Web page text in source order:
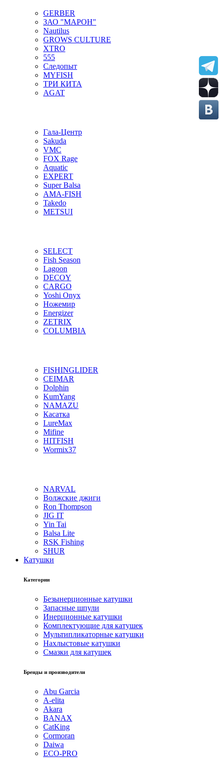
GERBER
ЗАО "МАРОН"
Nautilus
GROWS CULTURE
XTRO
555
Следопыт
MYFISH
ТРИ КИТА
AGAT
Гала-Центр
Sakuda
VMC
FOX Rage
Aquatic
EXPERT
Super Balsa
AMA-FISH
Takedo
METSUI
SELECT
Fish Season
Lagoon
DECOY
CARGO
Yoshi Onyx
Ножемир
Energizer
ZETRIX
COLUMBIA
FISHINGLIDER
CEIMAR
Dolphin
KumYang
NAMAZU
Касатка
LureMax
Mifine
HITFISH
Wormix37
NARVAL
Волжские джиги
Ron Thompson
JIG IT
Yin Tai
Balsa Lite
RSK Fishing
SHUR
Катушки
Категории
Безынерционные катушки
Запасные шпули
Инерционные катушки
Комплектующие для катушек
Мультипликаторные катушки
Нахлыстовые катушки
Смазки для катушек
Бренды и производители
Abu Garcia
A-elita
Akara
BANAX
CatKing
Cormoran
Daiwa
ECO-PRO